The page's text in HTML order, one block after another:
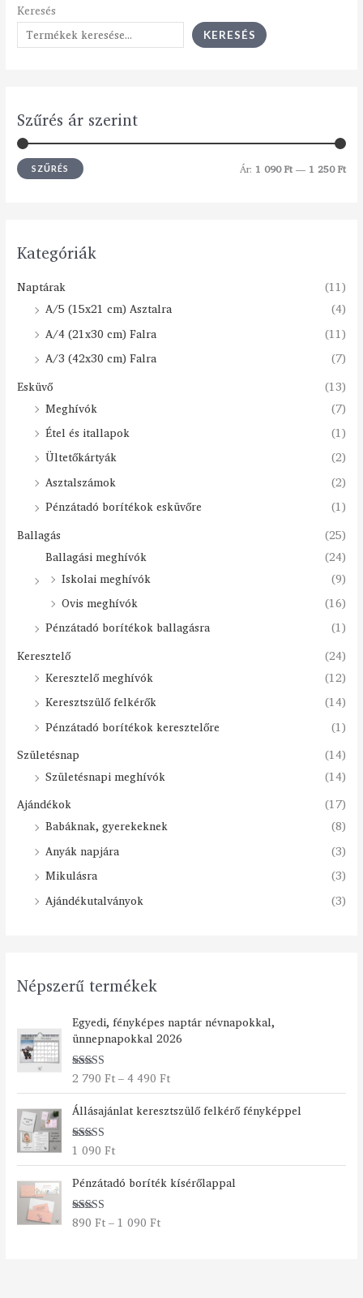
Keresés
KERESÉS
Szűrés ár szerint
SZŰRÉS Ár: 1 090 Ft— 1 250 Ft
Kategóriák
Naptárak
(11)
A/5 (15x21 cm) Asztalra
(4)
A/4 (21x30 cm) Falra
(11)
A/3 (42x30 cm) Falra
(7)
Esküvő
(13)
Meghívók
(7)
Étel és itallapok
(1)
Ültetőkártyák
(2)
Asztalszámok
(2)
Pénzátadó borítékok esküvőre
(1)
Ballagás
(25)
Ballagási meghívók
(24)
Iskolai meghívók
(9)
Ovis meghívók
(16)
Pénzátadó borítékok ballagásra
(1)
Keresztelő
(24)
Keresztelő meghívók
(12)
Keresztszülő felkérők
(14)
Pénzátadó borítékok keresztelőre
(1)
Születésnap
(14)
Születésnapi meghívók
(14)
Ajándékok
(17)
Babáknak, gyerekeknek
(8)
Anyák napjára
(3)
Mikulásra
(3)
Ajándékutalványok
(3)
Népszerű termékek
Egyedi, fényképes naptár névnapokkal,
ünnepnapokkal 2026
Értékelés:
2 790Ft – 4 490Ft
r
t
r
t
o
n
y
Állásajánlat keresztszülő felkérő fényképpel
Értékelés:
1 090Ft
Pénzátadó boríték kísérőlappal
Értékelés:
890Ft – 1 090Ft
Á
r
a